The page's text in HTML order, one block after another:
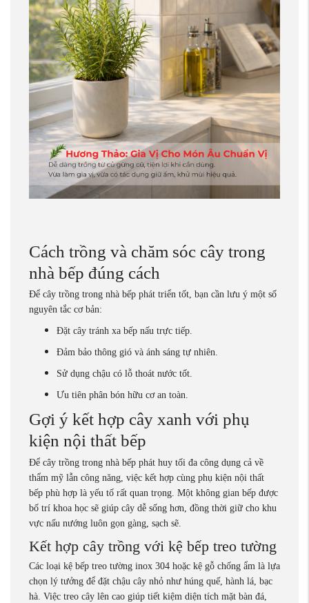
Cách trồng và chăm sóc cây trong
nhà bếp đúng cách
Để cây trồng trong nhà bếp phát triển tốt, bạn cần lưu ý một số
nguyên tắc cơ bản:
Đặt cây tránh xa bếp nấu trực tiếp.
Đảm bảo thông gió và ánh sáng tự nhiên.
Sử dụng chậu có lỗ thoát nước tốt.
Ưu tiên phân bón hữu cơ an toàn.
Gợi ý kết hợp cây xanh với phụ
kiện nội thất bếp
Để cây trồng trong nhà bếp phát huy tối đa công dụng cả về
thẩm mỹ lẫn công năng, việc kết hợp cùng phụ kiện nội thất
bếp phù hợp là yếu tố rất quan trọng. Một không gian bếp được
bố trí khoa học sẽ giúp cây dễ sống hơn, đồng thời giữ cho khu
vực nấu nướng luôn gọn gàng, sạch sẽ.
Kết hợp cây trồng với kệ bếp treo tường
Các loại kệ bếp treo tường inox 304 hoặc kệ gỗ chống ẩm là lựa
chọn lý tưởng để đặt chậu cây nhỏ như húng quế, hành lá, bạc
hà. Việc treo cây lên cao giúp tiết kiệm diện tích mặt bàn đá,